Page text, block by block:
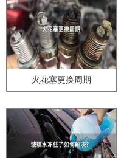
火花塞更换周期